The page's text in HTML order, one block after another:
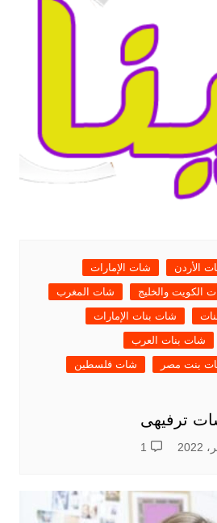
الأردن
شات الإمارات
الكويت والخليج
شات المغرب
شات بنات الإمارات
شات بنات العرب
بنت مصر
شات فلسطين
ترفيهى
1